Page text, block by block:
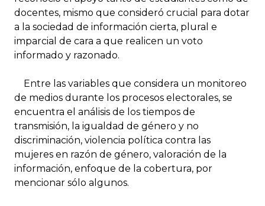
docentes, mismo que consideró crucial para dotar
a la sociedad de información cierta, plural e
imparcial de cara a que realicen un voto
informado y razonado.
Entre las variables que considera un monitoreo
de medios durante los procesos electorales, se
encuentra el análisis de los tiempos de
transmisión, la igualdad de género y no
discriminación, violencia política contra las
mujeres en razón de género, valoración de la
información, enfoque de la cobertura, por
mencionar sólo algunos.